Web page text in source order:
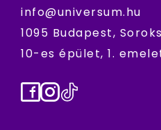
info@universum.hu
1095 Budapest,
10-es épület, 1.
Facebook
Instagram
TikTok